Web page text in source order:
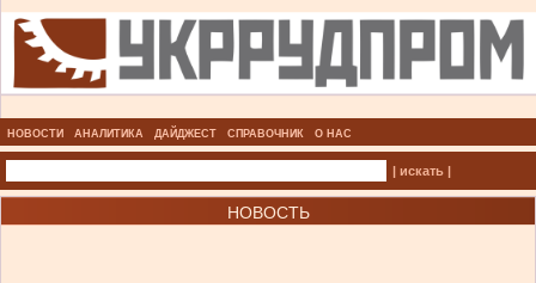
НОВОСТИ АНАЛИТИКА ДАЙДЖЕСТ СПРАВОЧНИК О НАС
| искать |
НОВОСТЬ